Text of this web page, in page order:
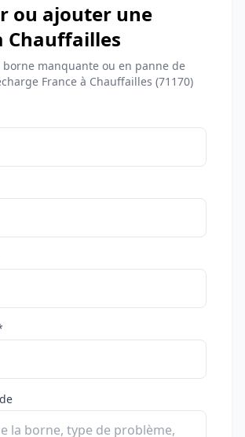
ou ajouter une
Chauffailles
borne manquante ou en panne de
France à Chauffailles (71170)